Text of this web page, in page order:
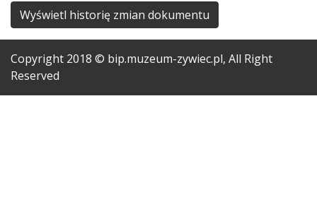
Wyświetl historię zmian dokumentu
Copyright 2018 © bip.muzeum-zywiec.pl, All Right
Reserved